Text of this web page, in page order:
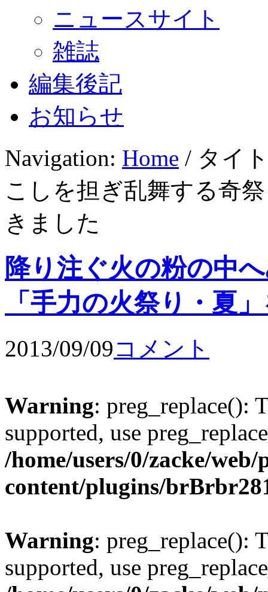
ニュースサイト
雑誌
編集後記
お知らせ
Navigation: Home / タイ
こしを担ぎ乱舞する奇
きました
降り注ぐ火の粉の中
「手力の火祭り・夏
2013/09/09コメント
Warning: preg_replace():
supported, use
/home/users/0/zacke/
content/plugins/
Warning: preg_replace():
supported, use